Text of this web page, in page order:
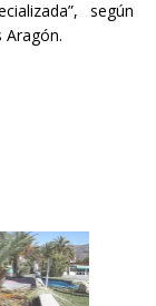
según